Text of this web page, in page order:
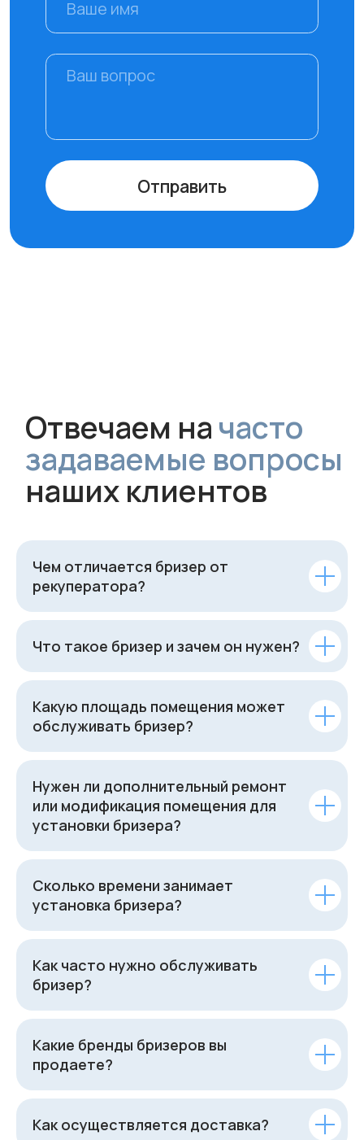
Чем отличается бризер от
рекуператора?
Что такое бризер и зачем он нужен?
Какую площадь помещения может
обслуживать бризер?
Нужен ли дополнительный ремонт
или модификация помещения для
установки бризера?
Сколько времени занимает
установка бризера?
Как часто нужно обслуживать
бризер?
Какие бренды бризеров вы
продаете?
Как осуществляется доставка?